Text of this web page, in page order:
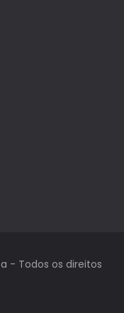
- Todos os direitos